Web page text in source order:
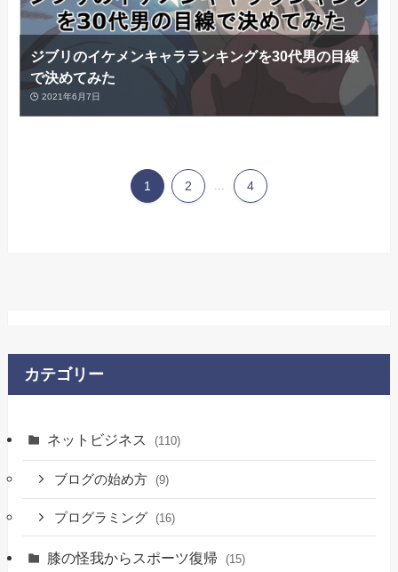
ジブリのイケメンキャラランキングを30代男の目線
で決めてみた
2021年6月7日
1 2 4
カテゴリー
ネットビジネス (110)
ブログの始め方 (9)
プログラミング (16)
膝の怪我からスポーツ復帰 (15)